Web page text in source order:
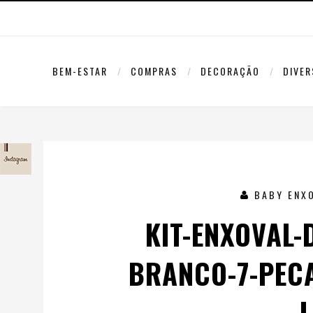
BEM-ESTAR COMPRAS DECORAÇÃO
BABY
KIT-
BRANCO-7-